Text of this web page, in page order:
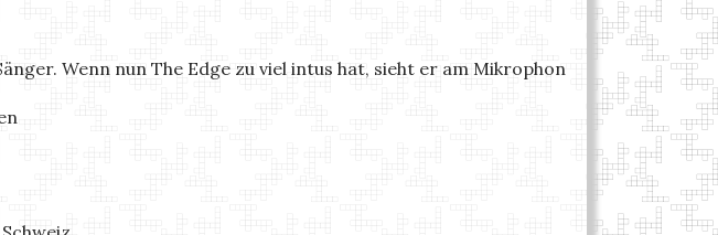
Wenn nun The Edge zu viel intus hat, sieht er am Mikrophon